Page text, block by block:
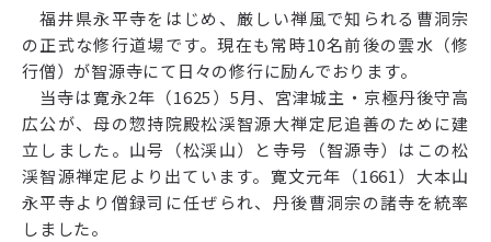
福井県永平寺をはじめ、厳しい禅風で知られる曹洞宗
の正式な修行道場です。現在も常時10名前後の雲水（修
行僧）が智源寺にて日々の修行に励んでおります。
当寺は寛永2年（1625）5月、宮津城主・京極丹後守高
広公が、母の惣持院殿松渓智源大禅定尼追善のために建
立しました。山号（松渓山）と寺号（智源寺）はこの松
渓智源禅定尼より出ています。寛文元年（1661）大本山
永平寺より僧録司に任ぜられ、丹後曹洞宗の諸寺を統率
しました。